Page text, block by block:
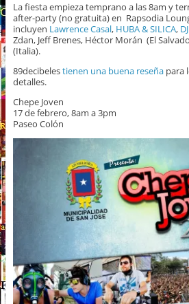
La fiesta empieza temprano a las 8am y
after-party (no gratuita) en Rapsodia
incluyen Lawrence Casal, HUBA & SILICA,
Zdan, Jeff Brenes, Héctor Morán (El
(Italia).
89decibelestienen una buena reseñapara
detalles.
Chepe Joven
17 de febrero, 8am a 3pm
Paseo Colón